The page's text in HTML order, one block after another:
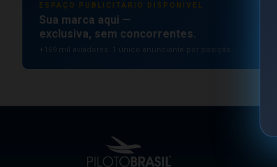
ESPAÇO PUBLICITÁRIO DISPONÍVEL
Sua marca aqui —
exclusiva, sem concorrentes.
+169 mil aviadores. 1 único anunciante por posição.